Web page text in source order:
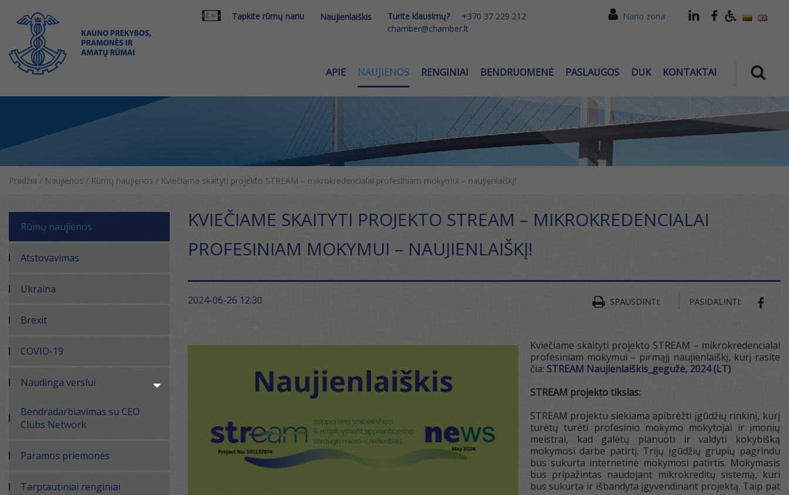
Tapkite rūmų nariu Naujienlaiškis Turite klausimų?
+370 37 229 212
chamber@chamber.lt
Nario zona
APIE NAUJIENOS RENGINIAI BENDRUOMENĖ PASLAUGOS DUK KONTAKTAI
Pradžia / Naujienos / Rūmų naujienos / Kviečiame skaityti projekto STREAM – mikrokredencialai profesiniam mokymui – naujienlaiškį!
Rūmų naujienos
Atstovavimas
Ukraina
Brexit
COVID-19
Naudinga verslui
Bendradarbiavimas su CEO
Clubs Network
Paramos priemonės
Tarptautiniai renginiai
KVIEČIAME SKAITYTI PROJEKTO STREAM – MIKROKREDENCIALAI
PROFESINIAM MOKYMUI – NAUJIENLAIŠKĮ!
2024-06-26 12:30 SPAUSDINTI: PASIDALINTI:
Kviečiame skaityti projekto STREAM – mikrokredencialai
profesiniam mokymui – pirmąjį naujienlaiškį, kurį rasite
čia: STREAM Naujienlaiškis_gegužė, 2024 (LT)
STREAM projekto tikslas:
STREAM projektu siekiama apibrėžti įgūdžių rinkinį, kurį
turėtų turėti profesinio mokymo mokytojai ir įmonių
meistrai, kad galėtų planuoti ir valdyti kokybišką
mokymosi darbe patirtį. Trijų įgūdžių grupių pagrindu
bus sukurta internetinė mokymosi patirtis. Mokymasis
bus pripažintas naudojant mikrokreditų sistemą, kuri
bus sukurta ir išbandyta įgyvendinant projektą. Taip pat